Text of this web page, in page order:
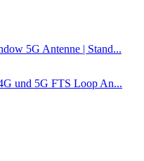
5G Antenne | Stand...
und 5G FTS Loop An...